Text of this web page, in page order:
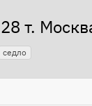
т.
седло